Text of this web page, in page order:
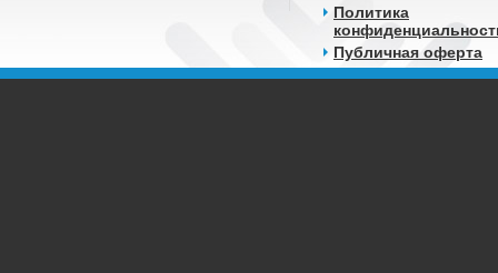
Политика
Публичная оферта